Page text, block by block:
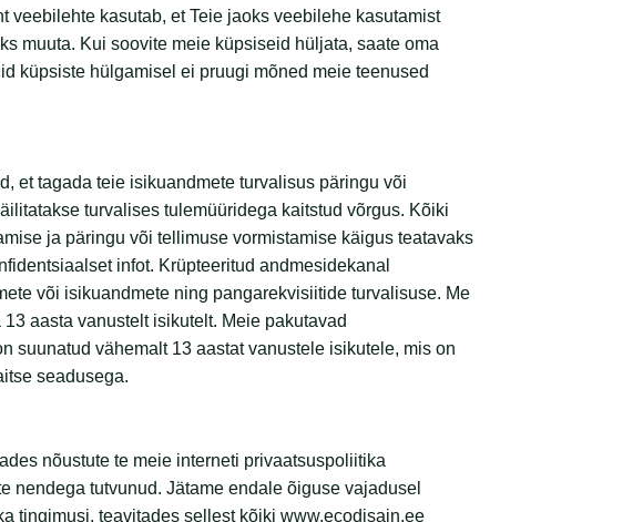
veebilehte kasutab, et Teie jaoks veebilehe kasutamist
muuta. Kui soovite meie küpsiseid hüljata, saate oma
küpsiste hülgamisel ei pruugi mõned meie teenused
et tagada teie isikuandmete turvalisus päringu või
turvalises tulemüüridega kaitstud võrgus. Kõiki
ja päringu või tellimuse vormistamise käigus teatavaks
infot. Krüpteeritud andmesidekanal
või isikuandmete ning pangarekvisiitide turvalisuse. Me
aasta vanustelt isikutelt. Meie pakutavad
suunatud vähemalt 13 aastat vanustele isikutele, mis on
seadusega.
nõustute te meie interneti privaatsuspoliitika
nendega tutvunud. Jätame endale õiguse vajadusel
tingimusi, teavitades sellest kõiki www.ecodisain.ee